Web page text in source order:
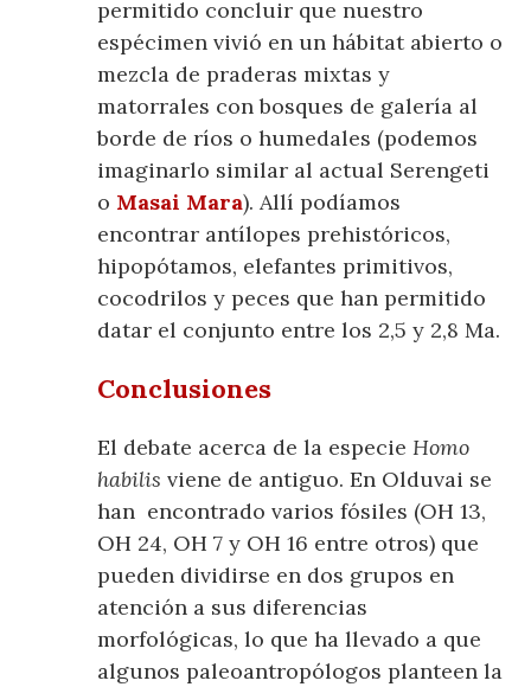
permitido concluir que nuestro
espécimen vivió en un hábitat abierto o
mezcla de praderas mixtas y
matorrales con bosques de galería al
borde de ríos o humedales (podemos
imaginarlo similar al actual Serengeti
o Masai Mara). Allí podíamos
encontrar antílopes prehistóricos,
hipopótamos, elefantes primitivos,
cocodrilos y peces que han permitido
datar el conjunto entre los 2,5 y 2,8 Ma.
Conclusiones
El debate acerca de la especieHomo
habilis viene de antiguo. En Olduvai se
han encontrado varios fósiles (OH 13,
OH 24, OH 7 y OH 16 entre otros) que
pueden dividirse en dos grupos en
atención a sus diferencias
morfológicas, lo que ha llevado a que
algunos paleoantropólogos planteen la